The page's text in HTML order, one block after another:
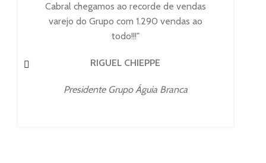
Cabral chegamos ao recorde de vendas
varejo do Grupo com 1.290 vendas ao
todo!!!"
RIGUEL CHIEPPE
Presidente Grupo Águia Branca